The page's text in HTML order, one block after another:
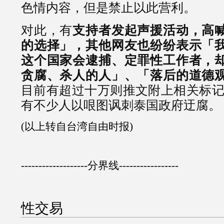
色情内容，但是禁止以此营利。
对此，有支持者发起声援活动，高
的选择」，其他网友也纷纷表示「
这个国家会逮捕、定罪性工作者，
贪腐、杀人的人」、「落后的道德
目前有超过十万则推文附上相关标
有不少人以哏图讽刺泰国政府迂腐。
(以上转自台湾自由时报)
-------------------分界线-----------------
性交易